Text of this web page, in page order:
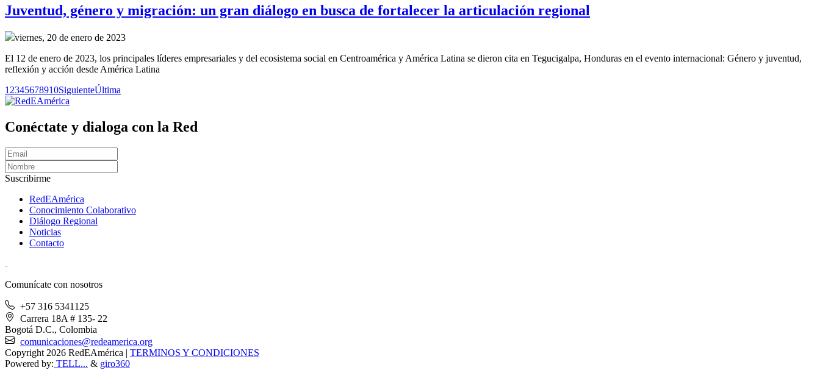
Juventud, género y migración: un gran diálogo en busca de fortalecer la articulación regional
viernes, 20 de enero de 2023
El 12 de enero de 2023, los principales líderes empresariales y del ecosistema social en Centroamérica y América Latina se dieron cita en Tegucigalpa, Honduras en el evento internacional: Género y juventud,
reflexión y acción desde América Latina
1 2345678910SiguienteÚltima
Conéctate y dialoga con la Red
Suscribirme
RedEAmérica
Conocimiento Colaborativo
Diálogo Regional
Noticias
Contacto
Comunícate con nosotros
+57 316 5341125
Carrera 18A # 135- 22
Bogotá D.C., Colombia
comunicaciones@redeamerica.org
Copyright 2026 RedEAmérica | TERMINOS Y CONDICIONES
Powered by: TELL... & giro360